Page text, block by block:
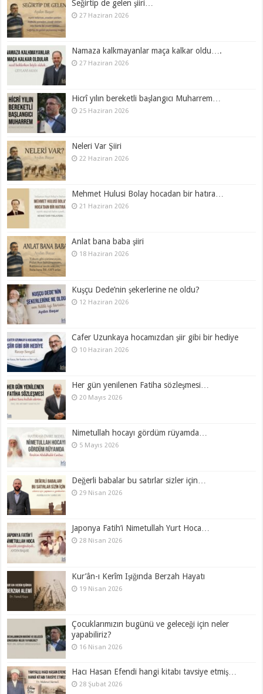
Seğirtip de gelen şiiri…
27 Haziran 2026
Namaza kalkmayanlar maça kalkar oldu….
27 Haziran 2026
Hicrî yılın bereketli başlangıcı Muharrem…
25 Haziran 2026
Neleri Var Şiiri
22 Haziran 2026
Mehmet Hulusi Bolay hocadan bir hatıra…
21 Haziran 2026
Anlat bana baba şiiri
18 Haziran 2026
Kuşçu Dede’nin şekerlerine ne oldu?
12 Haziran 2026
Cafer Uzunkaya hocamızdan şiir gibi bir hediye
10 Haziran 2026
Her gün yenilenen Fatiha sözleşmesi…
20 Mayıs 2026
Nimetullah hocayı gördüm rüyamda…
5 Mayıs 2026
Değerli babalar bu satırlar sizler için…
29 Nisan 2026
Japonya Fatih’i Nimetullah Yurt Hoca…
28 Nisan 2026
Kur’ân-ı Kerîm Işığında Berzah Hayatı
19 Nisan 2026
Çocuklarımızın bugünü ve geleceği için neler
yapabiliriz?
16 Nisan 2026
Hacı Hasan Efendi hangi kitabı tavsiye etmiş…
28 Şubat 2026